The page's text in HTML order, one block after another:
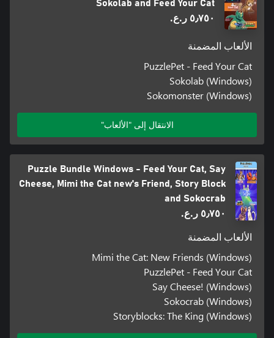
Sokolab and Feed Your Cat
٥٫٧٥٠ ر.ع.‏
الألعاب المضمنة
PuzzlePet - Feed Your Cat
Sokolab (Windows)
Sokomonster (Windows)
الانتقال إلى "الألعاب"
Puzzle Bundle Windows - Feed Your Cat, Say
Cheese, Mimi the Cat new's Friend, Story Block
and Sokocrab
٥٫٧٥٠ ر.ع.‏
الألعاب المضمنة
Mimi the Cat: New Friends (Windows)
PuzzlePet - Feed Your Cat
Say Cheese! (Windows)
Sokocrab (Windows)
Storyblocks: The King (Windows)